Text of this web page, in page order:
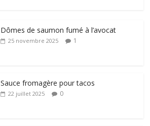
Dômes de saumon fumé à l’avocat
25 novembre 2025 1
Sauce fromagère pour tacos
22 juillet 2025 0